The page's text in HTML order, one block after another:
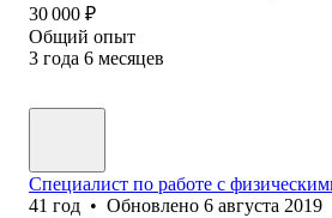
30 000 ₽
Общий опыт
3 года 6 месяцев
Специалист по работе с
41 год • Обновлено 6 августа 2019